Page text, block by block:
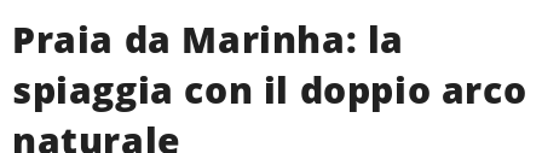
Praia da Marinha: la
spiaggia con il doppio arco
naturale